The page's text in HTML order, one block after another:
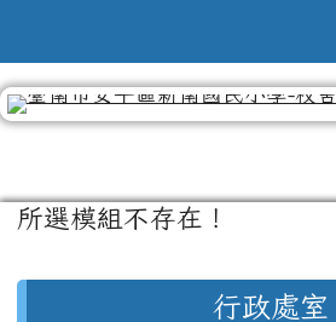
主內容區域
所選模組不存在！
行政處室
頁尾區域